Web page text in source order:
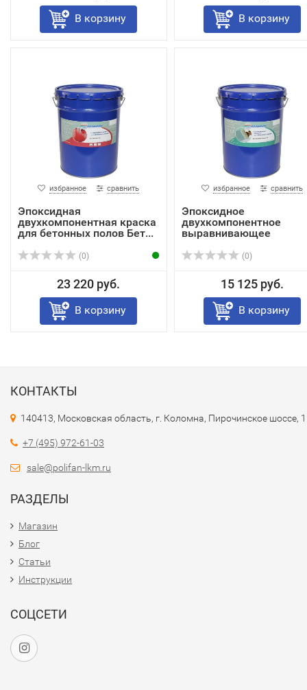
В корзину В корзину
избранное сравнить
Эпоксидная
двухкомпонентная краска
для бетонных полов Бет...
(0)
23 220 руб.
В корзину
избранное сравнить
Эпоксидное
двухкомпонентное
выравнивающее
(0)
15 125 руб.
В корзину
КОНТАКТЫ
140413, Московская область, г. Коломна, Пирочинское шоссе,
+7 (495) 972-61-03
sale@polifan-lkm.ru
РАЗДЕЛЫ
Магазин
Блог
Статьи
Инструкции
СОЦСЕТИ